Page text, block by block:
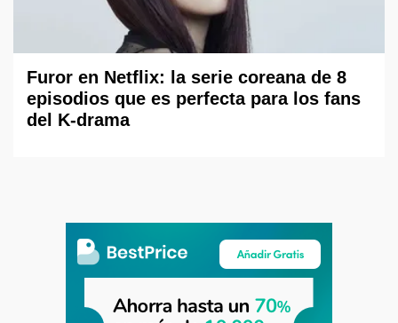
Furor en Netflix: la serie coreana de 8
episodios que es perfecta para los fans
del K-drama